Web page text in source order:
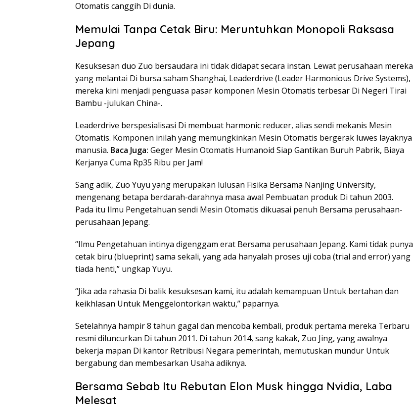
Otomatis canggih Di dunia.
Memulai Tanpa Cetak Biru: Meruntuhkan Monopoli Raksasa
Jepang
Kesuksesan duo Zuo bersaudara ini tidak didapat secara instan. Lewat perusahaan mereka
yang melantai Di bursa saham Shanghai, Leaderdrive (Leader Harmonious Drive Systems),
mereka kini menjadi penguasa pasar komponen Mesin Otomatis terbesar Di Negeri Tirai
Bambu -julukan China-.
Leaderdrive berspesialisasi Di membuat harmonic reducer, alias sendi mekanis Mesin
Otomatis. Komponen inilah yang memungkinkan Mesin Otomatis bergerak luwes layaknya
manusia. Baca Juga: Geger Mesin Otomatis Humanoid Siap Gantikan Buruh Pabrik, Biaya
Kerjanya Cuma Rp35 Ribu per Jam!
Sang adik, Zuo Yuyu yang merupakan lulusan Fisika Bersama Nanjing University,
mengenang betapa berdarah-darahnya masa awal Pembuatan produk Di tahun 2003.
Pada itu Ilmu Pengetahuan sendi Mesin Otomatis dikuasai penuh Bersama perusahaan-
perusahaan Jepang.
“Ilmu Pengetahuan intinya digenggam erat Bersama perusahaan Jepang. Kami tidak punya
cetak biru (blueprint) sama sekali, yang ada hanyalah proses uji coba (trial and error) yang
tiada henti,” ungkap Yuyu.
“Jika ada rahasia Di balik kesuksesan kami, itu adalah kemampuan Untuk bertahan dan
keikhlasan Untuk Menggelontorkan waktu,” paparnya.
Setelahnya hampir 8 tahun gagal dan mencoba kembali, produk pertama mereka Terbaru
resmi diluncurkan Di tahun 2011. Di tahun 2014, sang kakak, Zuo Jing, yang awalnya
bekerja mapan Di kantor Retribusi Negara pemerintah, memutuskan mundur Untuk
bergabung dan membesarkan Usaha adiknya.
Bersama Sebab Itu Rebutan Elon Musk hingga Nvidia, Laba
Melesat